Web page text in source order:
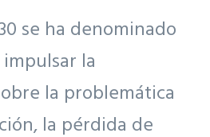
se ha denominado
la
la problemática
la pérdida de